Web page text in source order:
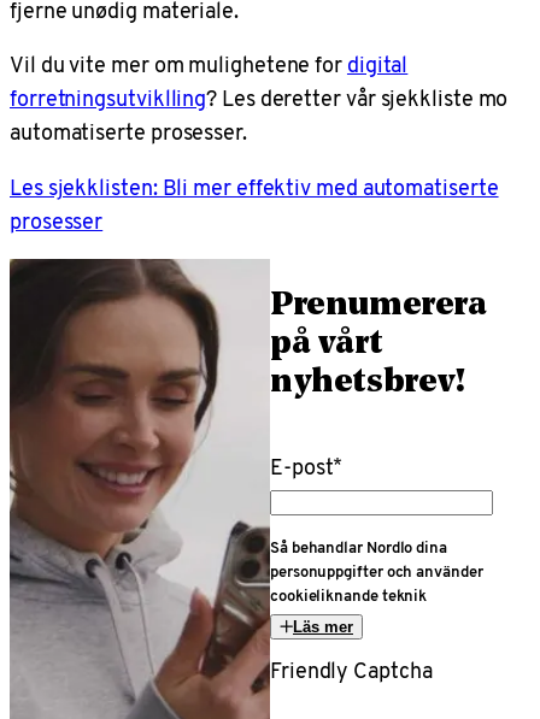
fjerne unødig materiale.
Vil du vite mer om mulighetene fordigital
forretningsutviklling? Les deretter vår sjekkliste mo
automatiserte prosesser.
Les sjekklisten: Bli mer effektiv med automatiserte
prosesser
Prenumerera
på vårt
nyhetsbrev!
E-post*
Så behandlar Nordlo dina
personuppgifter och använder
cookieliknande teknik
Läs mer
Friendly Captcha